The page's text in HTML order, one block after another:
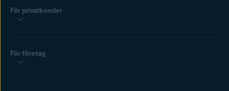
För privatkunder
För företag